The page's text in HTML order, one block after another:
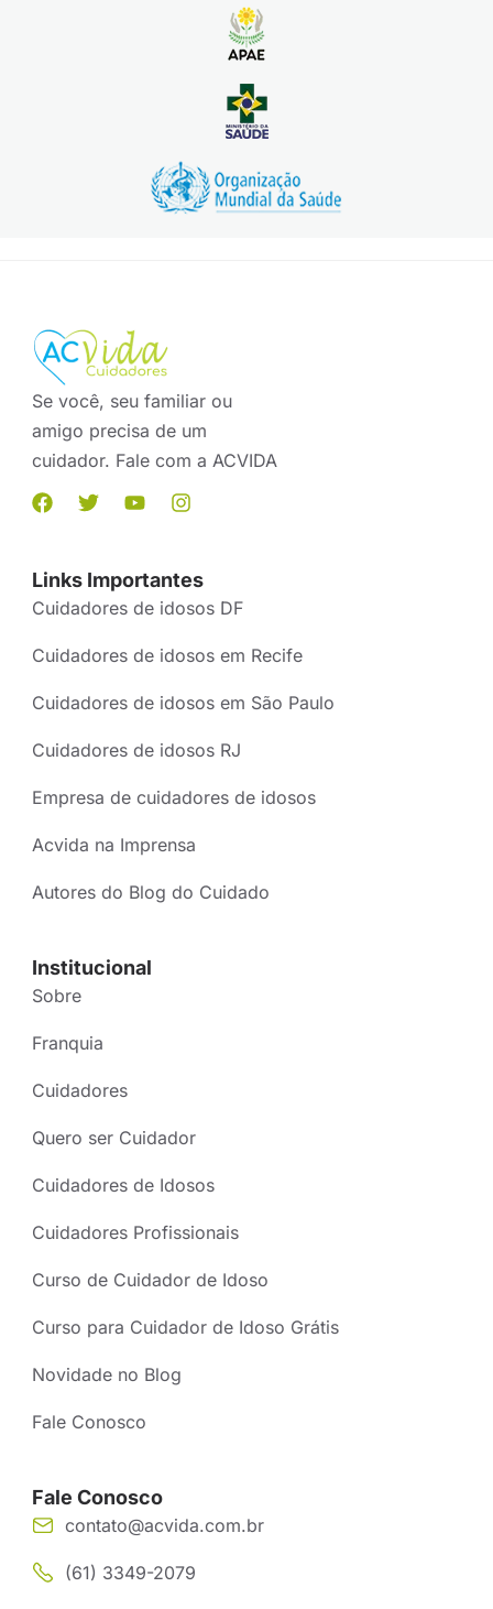
Se você, seu familiar ou
amigo precisa de um
cuidador. Fale com a ACVIDA
Links Importantes
Cuidadores de idosos DF
Cuidadores de idosos em Recife
Cuidadores de idosos em São Paulo
Cuidadores de idosos RJ
Empresa de cuidadores de idosos
Acvida na Imprensa
Autores do Blog do Cuidado
Institucional
Sobre
Franquia
Cuidadores
Quero ser Cuidador
Cuidadores de Idosos
Cuidadores Profissionais
Curso de Cuidador de Idoso
Curso para Cuidador de Idoso Grátis
Novidade no Blog
Fale Conosco
Fale Conosco
contato@acvida.com.br
(61) 3349-2079